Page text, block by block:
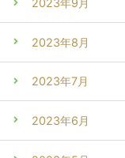
2023年9月
2023年8月
2023年7月
2023年6月